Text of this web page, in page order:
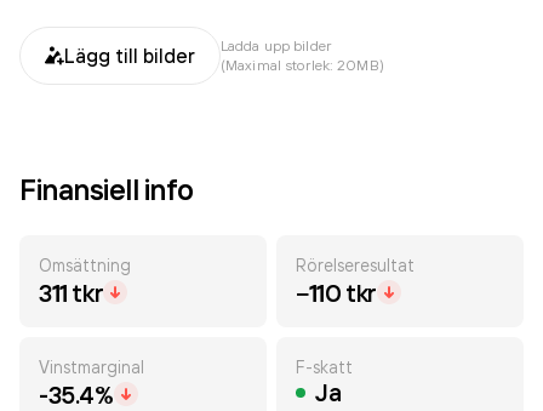
Lägg till bilder
Ladda upp bilder
(Maximal storlek: 20MB)
Finansiell info
Omsättning
311 tkr
Rörelseresultat
−110 tkr
Vinstmarginal
-35.4%
F-skatt
Ja